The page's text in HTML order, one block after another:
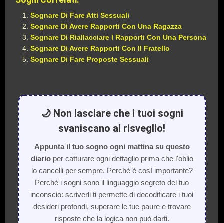
Sognare Di Fare Atti Sessuali
Sognare Di Avere Rapporti Con Una Ragazza
Sognare Di Riallacciare I Rapporti Con Una Persona
Sognare Di Avere Rapporti Con Il Fratello
Sognare Di Fare Proposte Sessuali
🌙 Non lasciare che i tuoi sogni
svaniscano al risveglio!
Appunta il tuo sogno ogni mattina su questo
diarioper catturare ogni dettaglio prima che l'oblio
lo cancelli per sempre. Perché è così importante?
Perché i sogni sono il linguaggio segreto del tuo
inconscio: scriverli ti permette di decodificare i tuoi
desideri profondi, superare le tue paure e trovare
risposte che la logica non può darti.